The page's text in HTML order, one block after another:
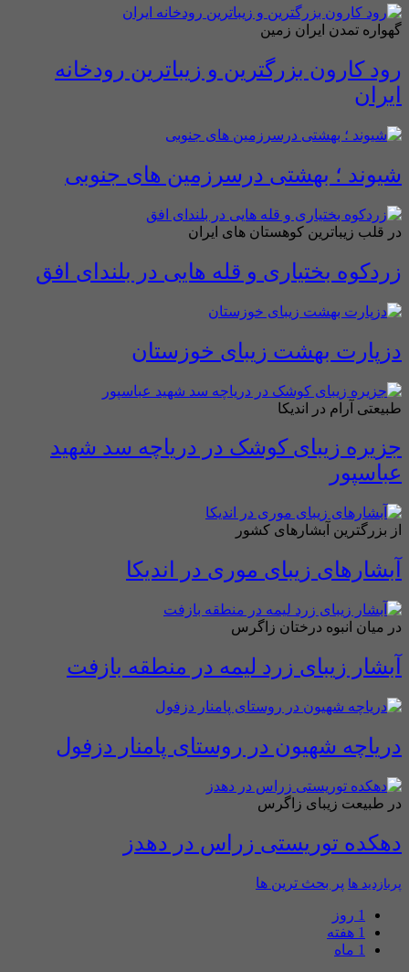
گهواره تمدن ایران زمین
رود کارون بزرگترین و زیباترین رودخانه
ایران
شیوند ؛ بهشتی درسرزمین های جنوبی
در قلب زیباترین کوهستان های ایران
زردکوه بختیاری و قله هایی در بلندای افق
دزپارت بهشت زیبای خوزستان
طبیعتی آرام در اندیکا
جزیره زیبای کوشک در دریاچه سد شهید
عباسپور
از بزرگترین آبشارهای کشور
آبشار‌های زیبای موری در اندیکا
در میان انبوه درختان زاگرس
آبشار زیبای زرد لیمه در منطقه بازفت
دریاچه شهیون در روستای پامنار دزفول
در طبیعت زیبای زاگرس
دهکده توریستی زراس در دهدز
پربازدید ها پر بحث ترین ها
1 روز
1 هفته
1 ماه